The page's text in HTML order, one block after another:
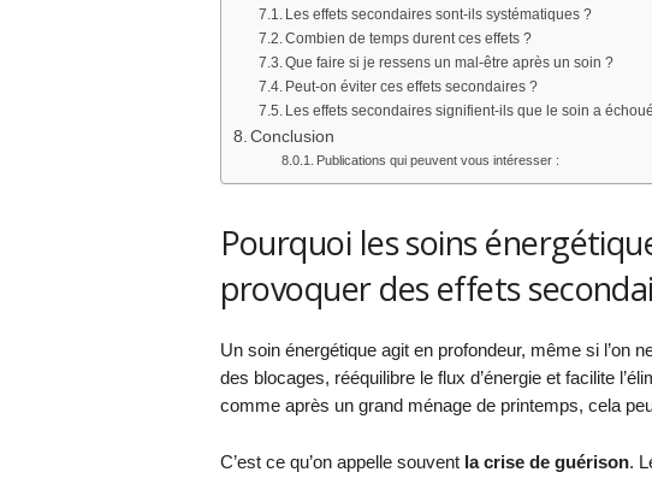
Les effets secondaires sont-ils systématiques ?
Combien de temps durent ces effets ?
Que faire si je ressens un mal-être après un soin ?
Peut-on éviter ces effets secondaires ?
Les effets secondaires signifient-ils que le soin a
Conclusion
Publications qui peuvent vous intéresser :
Pourquoi les soins
provoquer des effets
Un soin énergétique agit en profondeur, même si l’on
des blocages, rééquilibre le flux d’énergie et facilite
comme après un grand ménage de printemps, cela
C’est ce qu’on appelle souvent la crise de guérison.